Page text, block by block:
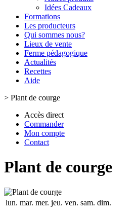
Idées Cadeaux
Formations
Les producteurs
Qui sommes nous?
Lieux de vente
Ferme pédagogique
Actualités
Recettes
Aide
> Plant de courge
Accès direct
Commander
Mon compte
Contact
Plant de courge
lun. mar. mer. jeu. ven. sam. dim.